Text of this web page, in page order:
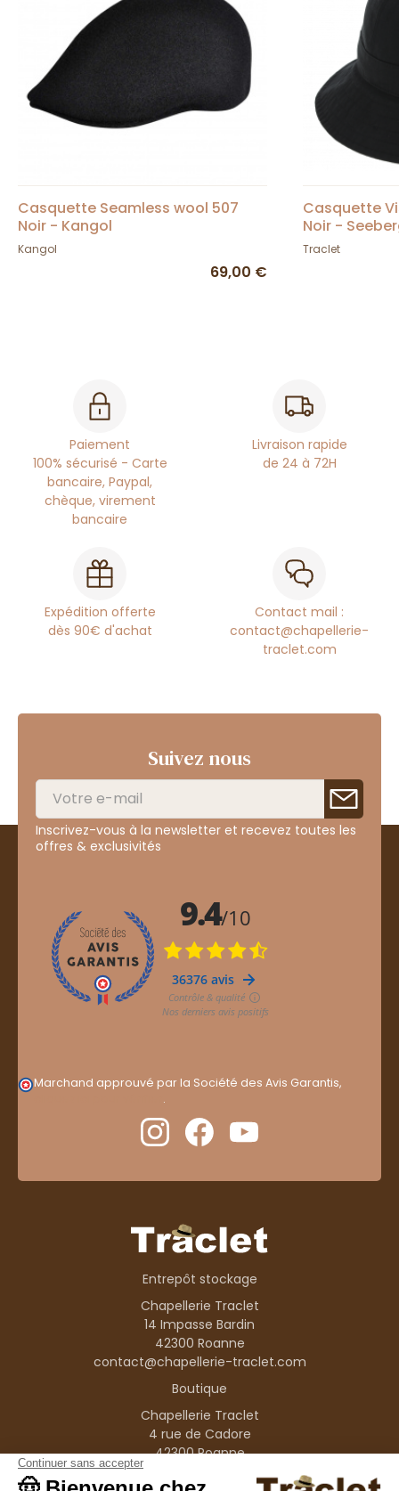
Casquette Seamless wool 507
Noir - Kangol
Kangol
69,00 €
Casquette
Noir -
Traclet
Paiement
100% sécurisé - Carte
bancaire, Paypal,
chèque, virement
bancaire
Livraison rapide
de 24 à 72H
Expédition offerte
dès 90€ d'achat
Contact mail :
contact@chapellerie-
traclet.com
Suivez nous
Inscrivez-vous à la newsletter et recevez toutes les
offres & exclusivités
Marchand approuvé par la Société des Avis Garantis,
.
Entrepôt stockage
Chapellerie Traclet
14 Impasse Bardin
42300 Roanne
contact@chapellerie-traclet.com
Boutique
Chapellerie Traclet
4 rue de Cadore
42300 Roanne